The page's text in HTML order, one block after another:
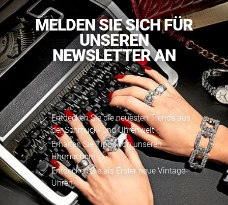
MELDEN SIE SICH FÜR
UNSEREN
NEWSLETTER AN
Entdecken Sie die neuesten Trends aus
der Schmuck- und Uhrenwelt
Erhalten Sie Tipps von unseren
Uhrmachern
Entdecken Sie als Erster neue Vintage-
Uhren